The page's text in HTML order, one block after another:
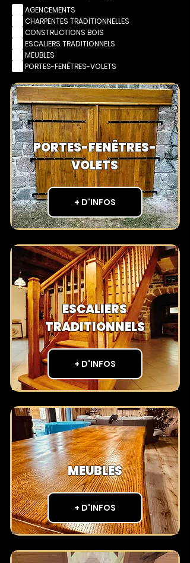
AGENCEMENTS
CHARPENTES TRADITIONNELLES
CONSTRUCTIONS BOIS
ESCALIERS TRADITIONNELS
MEUBLES
PORTES-FENÊTRES-VOLETS
PORTES-FENÊTRES-
VOLETS
+ D'INFOS
ESCALIERS
TRADITIONNELS
+ D'INFOS
MEUBLES
+ D'INFOS